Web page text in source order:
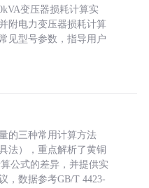
变压器损耗计算实
附电力变压器损耗计算
见型号参数，指导用户
的三种常用计算方法
法），重点解析了黄铜
公式的差异，并提供实
，数据参考GB/T 4423-